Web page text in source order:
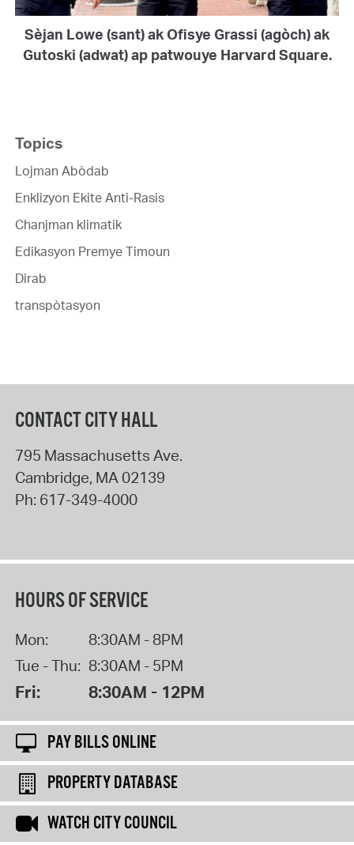
Sèjan Lowe (sant) ak Ofisye Grassi (agòch) ak
Gutoski (adwat) ap patwouye Harvard Square.
Topics
Lojman Abòdab
Enklizyon Ekite Anti-Rasis
Chanjman klimatik
Edikasyon Premye Timoun
Dirab
transpòtasyon
CONTACT CITY HALL
795 Massachusetts Ave.
Cambridge, MA02139
Ph: 617-349-4000
HOURS OF SERVICE
Mon:
8:30AM - 8PM
Tue - Thu: 8:30AM - 5PM
Fri: 8:30AM - 12PM
PAY BILLS ONLINE
PROPERTY DATABASE
WATCH CITY COUNCIL